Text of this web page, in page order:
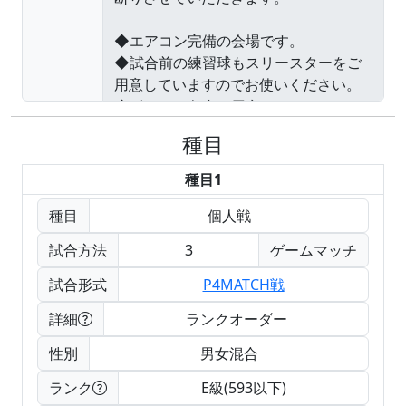
種目
種目1
種目
個人戦
試合方法
3
ゲームマッチ
試合形式
P4MATCH戦
詳細
ランクオーダー
性別
男女混合
ランク
E級(593以下)